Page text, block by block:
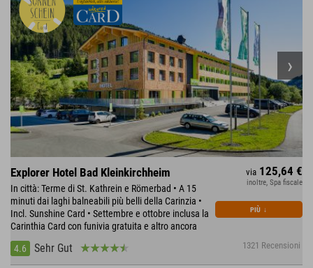
Explorer Hotel Bad Kleinkirchheim
In città: Terme di St. Kathrein e Römerbad • A 15
minuti dai laghi balneabili più belli della Carinzia •
Incl. Sunshine Card • Settembre e ottobre inclusa la
Carinthia Card con funivia gratuita e altro ancora
4.6
Sehr Gut 1321 Recensioni
via 125,64 €
inoltre, Spa fiscale
PIÙ ↓